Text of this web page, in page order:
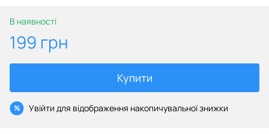
В наявності
199 грн
Купити
% Увійти для відображення накопичувальної знижки